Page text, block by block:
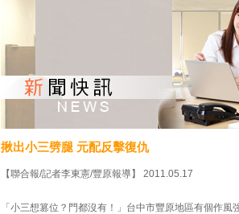
揪出小三劈腿 元配反擊復仇
【聯合報/記者李東憲/豐原報導】 2011.05.17
「小三想篡位？門都沒有！」台中市豐原地區有個作